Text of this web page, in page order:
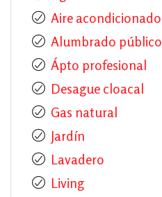
Aire acondicionado
Alumbrado público
Ápto profesional
Desague cloacal
Gas natural
Jardín
Lavadero
Living